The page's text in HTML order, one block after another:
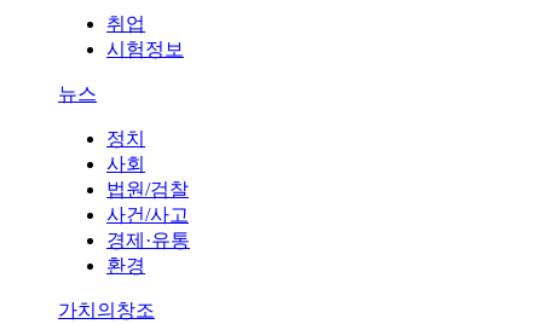
취업
시험정보
뉴스
정치
사회
법원/검찰
사건/사고
경제·유통
환경
가치의창조